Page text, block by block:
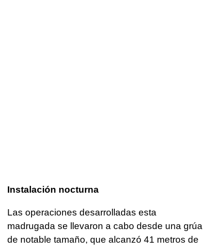
Instalación nocturna
Las operaciones desarrolladas esta
madrugada se llevaron a cabo desde una grúa
de notable tamaño, que alcanzó 41 metros de